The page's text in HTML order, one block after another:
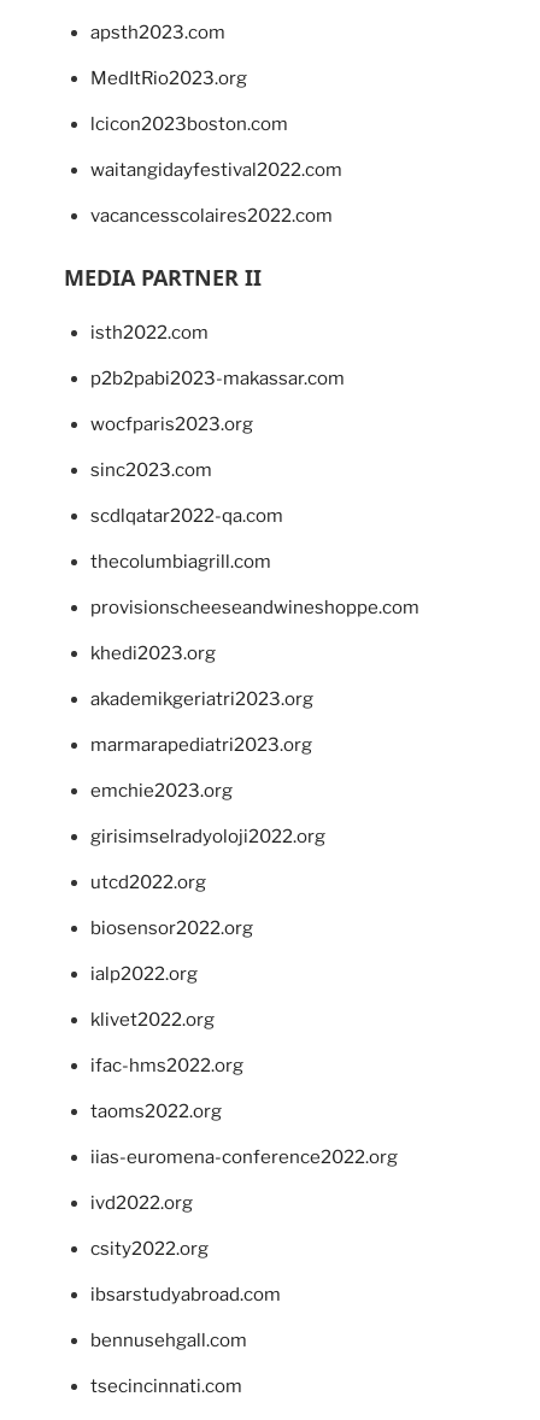
apsth2023.com
MedItRio2023.org
lcicon2023boston.com
waitangidayfestival2022.com
vacancesscolaires2022.com
MEDIA PARTNER II
isth2022.com
p2b2pabi2023-makassar.com
wocfparis2023.org
sinc2023.com
scdlqatar2022-qa.com
thecolumbiagrill.com
provisionscheeseandwineshoppe.com
khedi2023.org
akademikgeriatri2023.org
marmarapediatri2023.org
emchie2023.org
girisimselradyoloji2022.org
utcd2022.org
biosensor2022.org
ialp2022.org
klivet2022.org
ifac-hms2022.org
taoms2022.org
iias-euromena-conference2022.org
ivd2022.org
csity2022.org
ibsarstudyabroad.com
bennusehgall.com
tsecincinnati.com